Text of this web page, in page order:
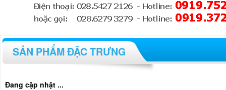
SẢN PHẨM ĐẶC TRƯNG
Đang cập nhật ...